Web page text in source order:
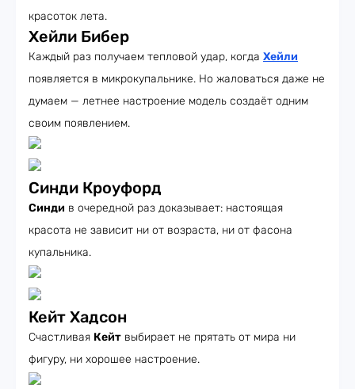
красоток лета.
Хейли Бибер
Каждый раз получаем тепловой удар, когда Хейли
появляется в микрокупальнике. Но жаловаться даже не
думаем — летнее настроение модель создаёт одним
своим появлением.
Синди Кроуфорд
Синди в очередной раз доказывает: настоящая
красота не зависит ни от возраста, ни от фасона
купальника.
Кейт Хадсон
Счастливая Кейт выбирает не прятать от мира ни
фигуру, ни хорошее настроение.